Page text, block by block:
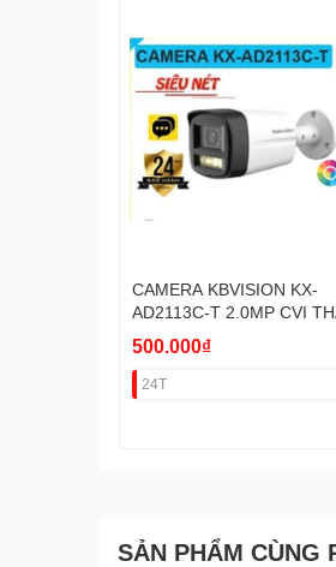
CAMERA KBVISION KX-
AD2113C-T 2.0MP CVI
(LED40M+MICRO) VAT
500.000₫
24T
SẢN PHẨM CÙNG